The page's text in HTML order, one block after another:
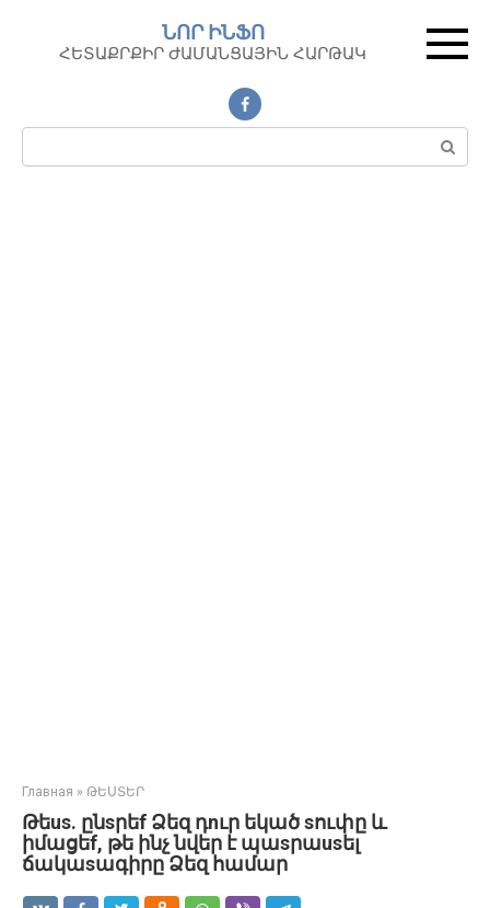
контенту
ՆՈՐ ԻՆՖՈ
ՀԵՏԱՔՐՔԻՐ ԺԱՄԱՆՑԱՅԻՆ ՀԱՐԹԱԿ
Поиск:
Главная » ԹԵՍՏԵՐ
Թեus. ընsրեf Ձեզ դnւր եկած sուփը և
իմացեf, թե ինչ նվեր է պաsրաusել
ճակաsագիրը Ձեզ համար